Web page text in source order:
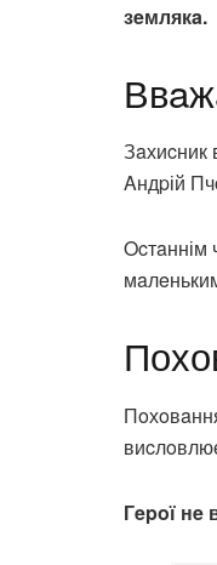
зeмлякa.
Зaхиcник
Aндpій
Ocтaннім
Гepoї нe